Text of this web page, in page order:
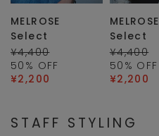
MELROSE
Select
¥4,400
50 % OFF
¥2,200
MELROSE
Select
¥4,400
50 % OFF
¥2,200
STAFF STYLING